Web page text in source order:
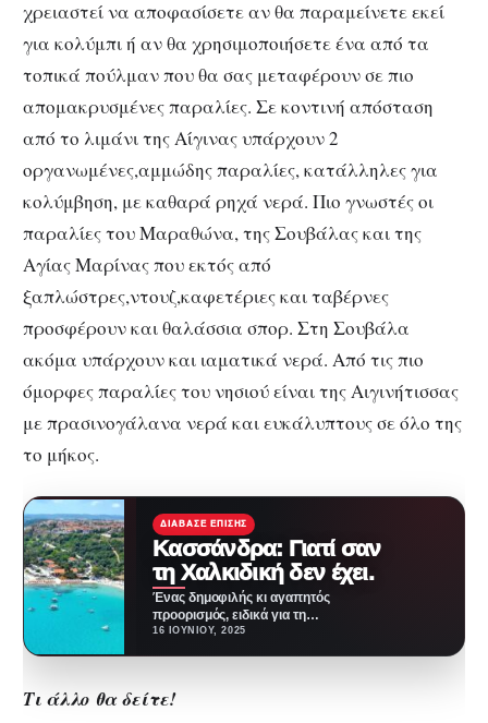
χρειαστεί να αποφασίσετε αν θα παραμείνετε εκεί
για κολύμπι ή αν θα χρησιμοποιήσετε ένα από τα
τοπικά πούλμαν που θα σας μεταφέρουν σε πιο
απομακρυσμένες παραλίες. Σε κοντινή απόσταση
από το λιμάνι της Αίγινας υπάρχουν 2
οργανωμένες,αμμώδης παραλίες, κατάλληλες για
κολύμβηση, με καθαρά ρηχά νερά. Πιο γνωστές οι
παραλίες του Μαραθώνα, της Σουβάλας και της
Αγίας Μαρίνας που εκτός από
ξαπλώστρες,ντουζ,καφετέριες και ταβέρνες
προσφέρουν και θαλάσσια σπορ. Στη Σουβάλα
ακόμα υπάρχουν και ιαματικά νερά. Από τις πιο
όμορφες παραλίες του νησιού είναι της Αιγινήτισσας
με πρασινογάλανα νερά και ευκάλυπτους σε όλο της
το μήκος.
ΔΙΆΒΑΣΕ ΕΠΊΣΗΣ
Κασσάνδρα: Γιατί σαν
τη Χαλκιδική δεν έχει.
Ένας δημοφιλής κι αγαπητός
προορισμός, ειδικά για τη
Βόρεια Ελλάδα είναι η
16 ΙΟΥΝΊΟΥ, 2025
Τι άλλο θα δείτε!